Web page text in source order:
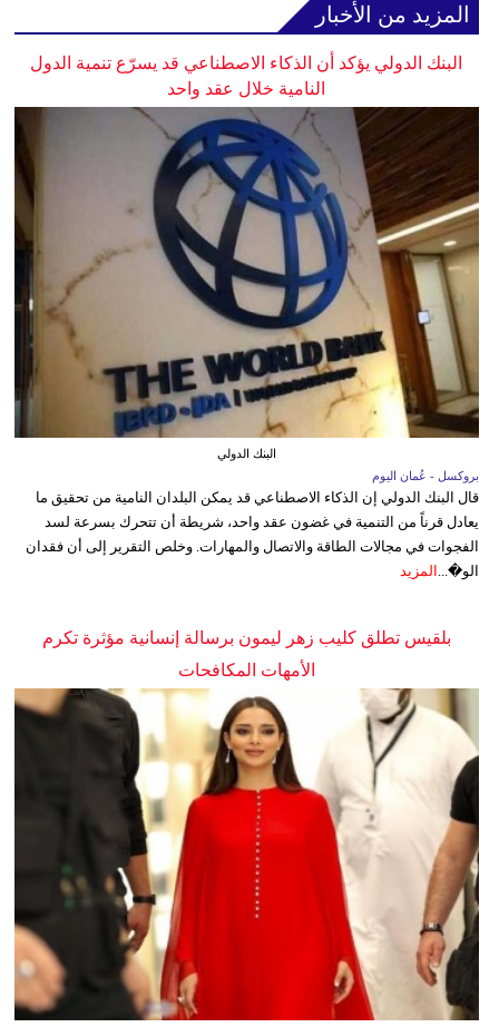
المزيد من الأخبار
البنك الدولي يؤكد أن الذكاء الاصطناعي قد يسرّع تنمية الدول
النامية خلال عقد واحد
البنك الدولي
بروكسل - عُمان اليوم
قال البنك الدولي إن الذكاء الاصطناعي قد يمكن البلدان النامية من تحقيق ما
يعادل قرناً من التنمية في غضون عقد واحد، شريطة أن تتحرك بسرعة لسد
الفجوات في مجالات الطاقة والاتصال والمهارات. وخلص التقرير إلى أن فقدان
الو�... المزيد
بلقيس تطلق كليب زهر ليمون برسالة إنسانية مؤثرة تكرم
الأمهات المكافحات